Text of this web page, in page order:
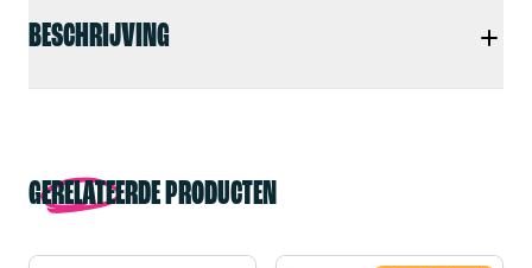
BESCHRIJVING
GERELATEERDE PRODUCTEN